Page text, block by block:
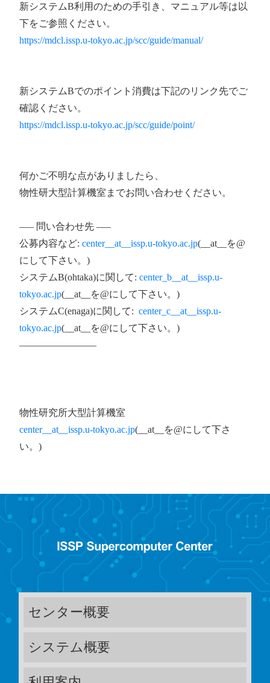
新システムB利用のための手引き、マニュアル等は以
下をご参照ください。
https://mdcl.issp.u-tokyo.ac.jp/scc/guide/manual/
新システムBでのポイント消費は下記のリンク先でご
確認ください。
https://mdcl.issp.u-tokyo.ac.jp/scc/guide/point/
何かご不明な点がありましたら、
物性研大型計算機室までお問い合わせください。
—– 問い合わせ先 —–
公募内容など: center__at__issp.u-tokyo.ac.jp(__at__を@
にして下さい。)
システムB(ohtaka)に関して: center_b__at__issp.u-
tokyo.ac.jp(__at__を@にして下さい。)
システムC(enaga)に関して: center_c__at__issp.u-
tokyo.ac.jp(__at__を@にして下さい。)
————————
物性研究所大型計算機室
center__at__issp.u-tokyo.ac.jp(__at__を@にして下さ
い。)
センター概要
システム概要